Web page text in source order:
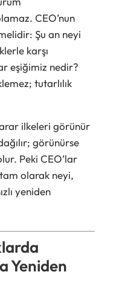
CEO’nun
Şu an neyi
karşı
eşiğimiz nedir?
tutarlılık
ilkeleri görünür
görünürse
Peki CEO’lar
olarak neyi,
yeniden
Yeniden